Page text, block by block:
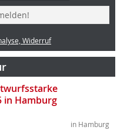
Widerruf
in Hamburg
in Hamburg